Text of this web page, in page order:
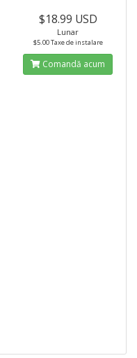
$18.99 USD
Lunar
$5.00 Taxe de instalare
Comandă acum